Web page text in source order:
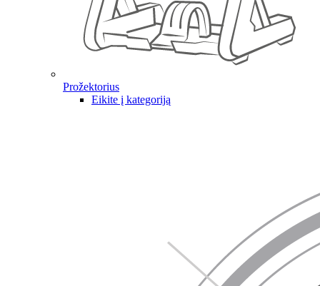
Prožektorius
Eikite į kategoriją